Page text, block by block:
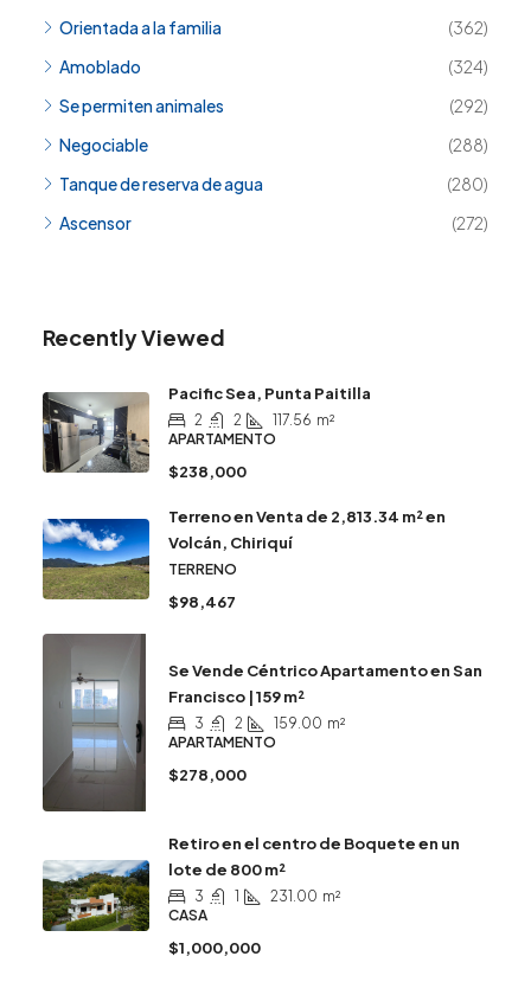
Orientada a la familia
(362)
Amoblado
(324)
Se permiten animales
(292)
Negociable
(288)
Tanque de reserva de agua
(280)
Ascensor
(272)
Recently Viewed
Pacific Sea, Punta Paitilla
2 2 117.56 m²
APARTAMENTO
$238,000
Terreno en Venta de 2,813.34 m² en
Volcán, Chiriquí
TERRENO
$98,467
Se Vende Céntrico Apartamento en San
Francisco | 159 m²
3 2 159.00 m²
APARTAMENTO
$278,000
Retiro en el centro de Boquete en un
lote de 800 m²
3 1 231.00 m²
CASA
$1,000,000